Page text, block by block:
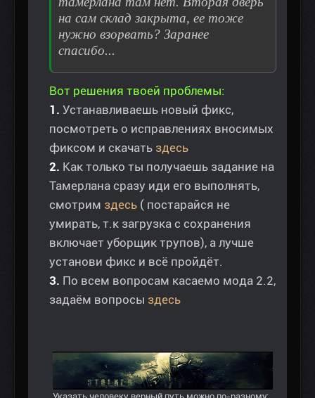
на сам склад закрыта, ее тоже
нужно взорвать? Заранее
спасибо...
Вот решения твоей проблемы:
1. Устанавливаешь новый фикс,
посмотреть о исправлениях вносимых
фиксом и скачать здесь
2. Как только ты получаешь задание на
Тамерлана сразу иди его выполнять,
смотрим здесь ( постарайся не
умирать, т.к загрузка с сохранения
включает уборщик трупов), а лучше
установи фикс и всё пройдёт.
3. По всем вопросам касаемо мода 2.2,
задаём вопросы здесь